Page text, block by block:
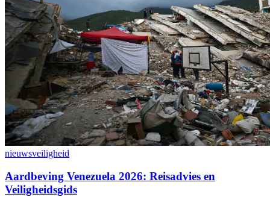
nieuwsveiligheid
Aardbeving Venezuela 2026: Reisadvies en
Veiligheidsgids